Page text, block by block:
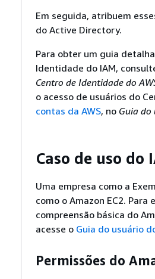
Em seguida, atribuem
do Active Directory.
Para obter um guia
Identidade do IAM,
Centro de Identidade do
o acesso de usuários do
contas da AWS, no Guia do
Caso de uso do
Uma empresa como a
como o Amazon EC2.
compreensão básica do
acesse o Guia do usuário
Permissões do